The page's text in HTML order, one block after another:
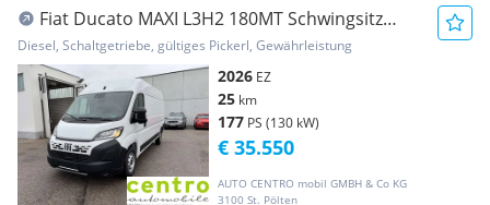
Fiat Ducato MAXI L3H2 180MT Schwingsitz
Transporter / Kastenwagen
Diesel, Schaltgetriebe, gültiges Pickerl, Gewährleistung
2026 EZ
25 km
177 PS (130 kW)
AUTO CENTRO mobil GMBH & Co KG
3100 St. Pölten
€ 35.550